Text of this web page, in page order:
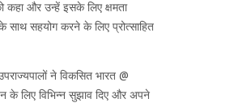
कहा और उन्हें इसके लिए क्षमता
साथ सहयोग करने के लिए प्रोत्साहित
ने विकसित भारत @
के लिए विभिन्न सुझाव दिए और अपने